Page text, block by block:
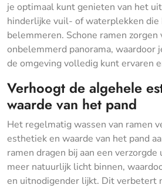
je optimaal kunt genieten van het
hinderlijke vuil- of waterplekken die
belemmeren. Schone ramen
onbelemmerd panorama, waardoor
de omgeving volledig kunt ervaren
Verhoogt de algehele
waarde van het pand
Het regelmatig wassen van ramen
esthetiek en waarde van het pand
ramen dragen bij aan een
meer natuurlijk licht binnen,
en uitnodigender lijkt. Dit verbetert